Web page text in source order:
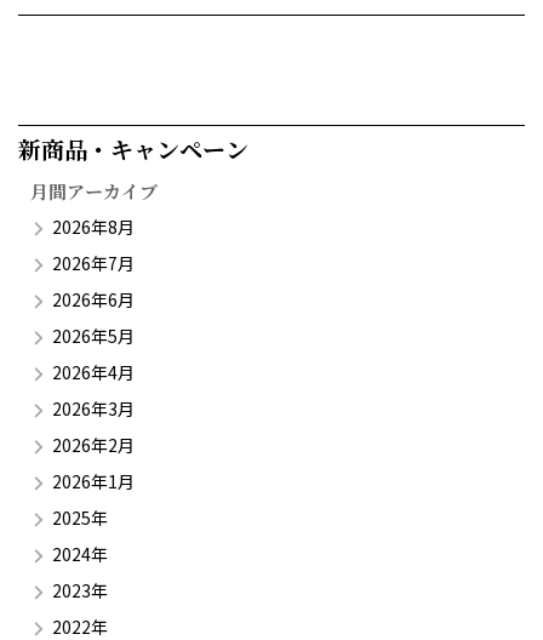
新商品・キャンペーン​
月間アーカイブ
2026年8月
2026年7月
2026年6月
2026年5月
2026年4月
2026年3月
2026年2月
2026年1月
2025年
2024年
2023年
2022年